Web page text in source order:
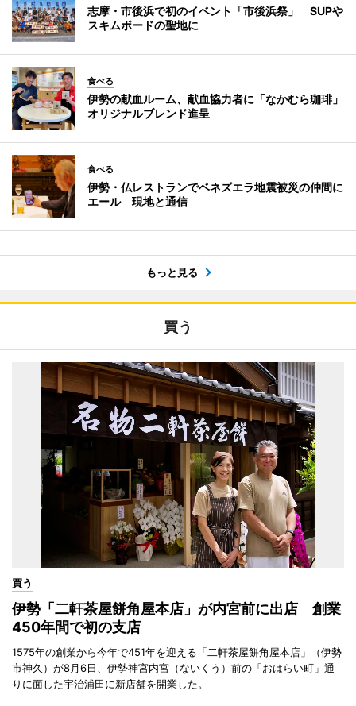
志摩・市後浜で初のイベント「市後浜祭」 SUPや
スキムボードの聖地に
食べる
伊勢の献血ルーム、献血協力者に「なかむら珈琲」
オリジナルブレンド進呈
食べる
伊勢・仏レストランでベネズエラ地震被災の仲間に
エール 現地と通信
もっと見る
買う
買う
伊勢「二軒茶屋餅角屋本店」が内宮前に出店 創業
450年間で初の支店
1575年の創業から今年で451年を迎える「二軒茶屋餅角屋本店」（伊勢
市神久）が8月6日、伊勢神宮内宮（ないくう）前の「おはらい町」通
りに面した宇治浦田に新店舗を開業した。